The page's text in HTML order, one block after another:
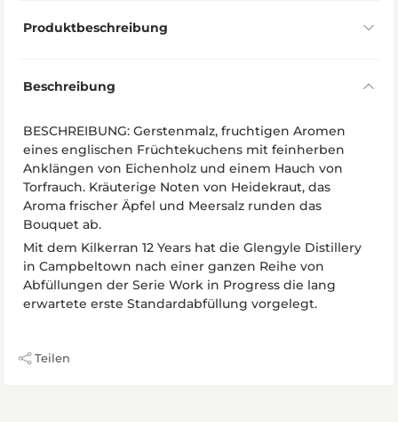
Produktbeschreibung
Beschreibung
BESCHREIBUNG: Gerstenmalz, fruchtigen Aromen
eines englischen Früchtekuchens mit feinherben
Anklängen von Eichenholz und einem Hauch von
Torfrauch. Kräuterige Noten von Heidekraut, das
Aroma frischer Äpfel und Meersalz runden das
Bouquet ab.
Mit dem Kilkerran 12 Years hat die Glengyle Distillery
in Campbeltown nach einer ganzen Reihe von
Abfüllungen der Serie Work in Progress die lang
erwartete erste Standardabfüllung vorgelegt.
Teilen